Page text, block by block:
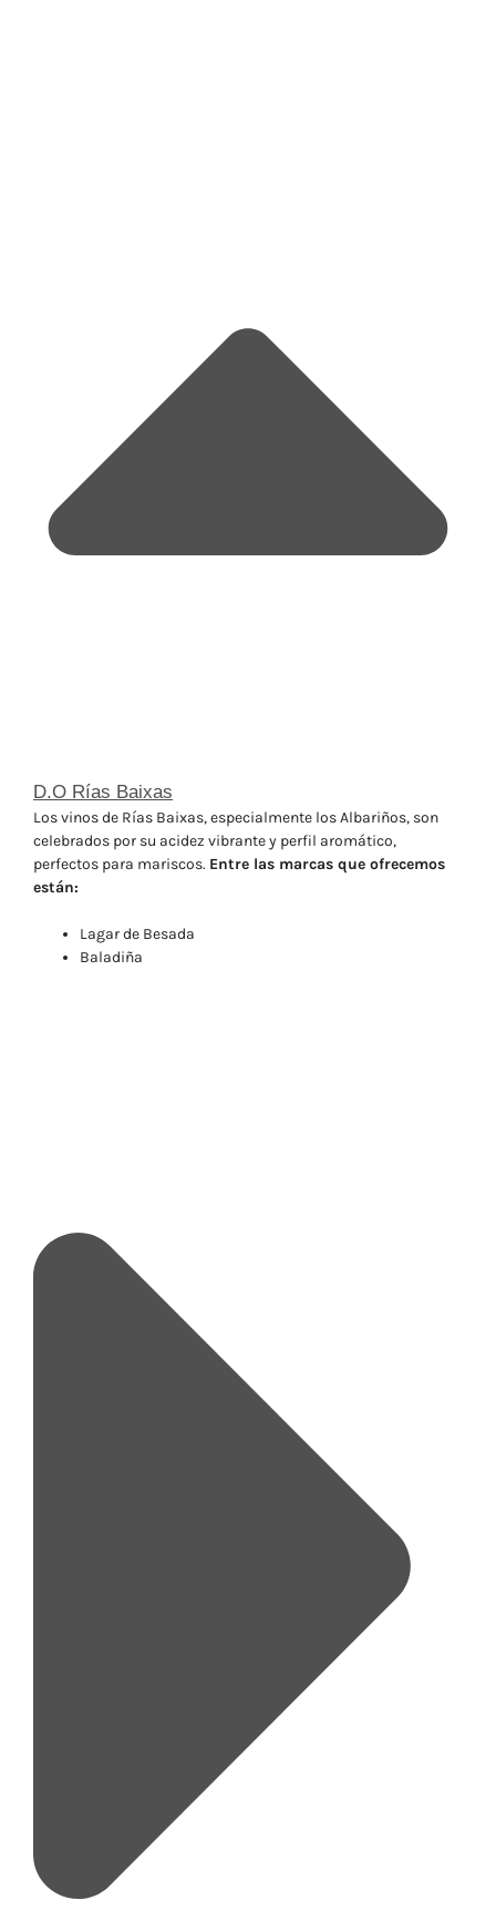
D.O Rías Baixas
Los vinos de Rías Baixas, especialmente los Albariños, son
celebrados por su acidez vibrante y perfil aromático,
perfectos para mariscos. Entre las marcas que ofrecemos
están:
Lagar de Besada
Baladiña